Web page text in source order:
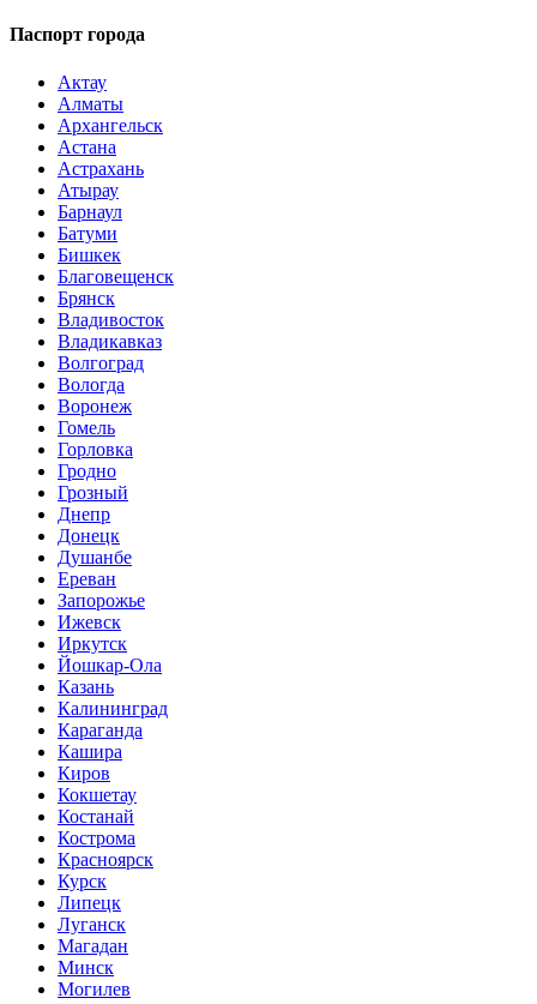
Паспорт города
Актау
Алматы
Архангельск
Астана
Астрахань
Атырау
Барнаул
Батуми
Бишкек
Благовещенск
Брянск
Владивосток
Владикавказ
Волгоград
Вологда
Воронеж
Гомель
Горловка
Гродно
Грозный
Днепр
Донецк
Душанбе
Ереван
Запорожье
Ижевск
Иркутск
Йошкар-Ола
Казань
Калининград
Караганда
Кашира
Киров
Кокшетау
Костанай
Кострома
Красноярск
Курск
Липецк
Луганск
Магадан
Минск
Могилев